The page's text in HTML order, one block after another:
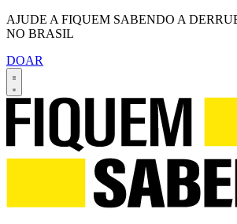
AJUDE A FIQUEM SABENDO A
NO BRASIL
DOAR